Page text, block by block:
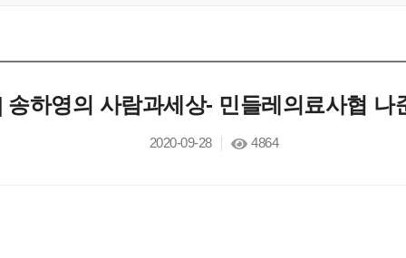
하영의 사람과세상- 민들레의료사협 나
2020-09-28 4864